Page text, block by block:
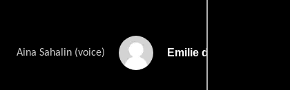
Aina Sahalin (voice) Emilie de Azevedo